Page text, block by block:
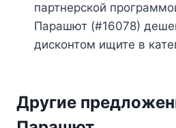
партнерской
Парашют (#16078)
дисконтом ищите в
Другие